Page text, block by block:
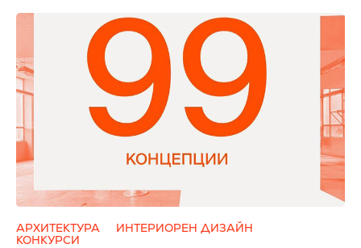
АРХИТЕКТУРА
ИНТЕРИОРЕН ДИЗАЙН
КОНКУРСИ